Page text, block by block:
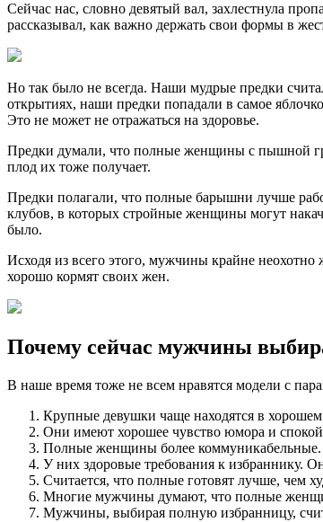
Сейчас нас, словно девятый вал, захлестнула
рассказывал, как важно держать свои формы в
Но так было не всегда. Наши мудрые предки
открытиях, наши предки попадали в самое
Это не может не отражаться на здоровье.
Предки думали, что полные женщины с пышной
плод их тоже получает.
Предки полагали, что полные барышни лучше
клубов, в которых стройные женщины могут
было.
Исходя из всего этого, мужчины крайне
хорошо кормят своих жен.
Почему сейчас мужчины
В наше время тоже не всем нравятся модели с
Крупные девушки чаще находятся в
Они имеют хорошее чувство юмора и
Полные женщины более коммуникабельные.
У них здоровые требования к избраннику.
Считается, что полные готовят лучше, чем
Многие мужчины думают, что полные
Мужчины, выбирая полную избранницу,